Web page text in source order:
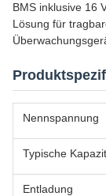
BMS inklusive 16
Lösung für
Nennspannung
Typische
Entladung